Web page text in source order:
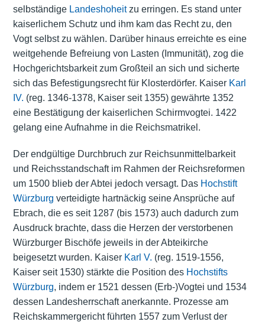
selbständige Landeshoheitzu erringen. Es stand unter
kaiserlichem Schutz und ihm kam das Recht zu, den
Vogtselbst zu wählen. Darüber hinaus erreichte es eine
weitgehende Befreiung von Lasten (Immunität), zog die
Hochgerichtsbarkeitzum Großteil an sich und sicherte
sich das Befestigungsrecht für Klosterdörfer. Kaiser Karl
IV. (reg. 1346-1378, Kaiser seit 1355) gewährte 1352
eine Bestätigung der kaiserlichen Schirmvogtei. 1422
gelang eine Aufnahme in die Reichsmatrikel.
Der endgültige Durchbruch zur Reichsunmittelbarkeit
und Reichsstandschaft im Rahmen der Reichsreformen
um 1500 blieb der Abtei jedoch versagt. Das Hochstift
Würzburg verteidigte hartnäckig seine Ansprüche auf
Ebrach, die es seit 1287 (bis 1573) auch dadurch zum
Ausdruck brachte, dass die Herzen der verstorbenen
Würzburger Bischöfejeweils in der Abteikirche
beigesetzt wurden. Kaiser Karl V. (reg. 1519-1556,
Kaiser seit 1530) stärkte die Position des Hochstifts
Würzburg, indem er 1521 dessen (Erb-)Vogtei und 1534
dessen Landesherrschaft anerkannte. Prozesse am
Reichskammergericht führten 1557 zum Verlust der